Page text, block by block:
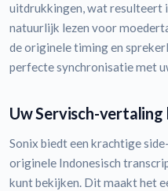
uitdrukkingen, wat resulteert
natuurlijk lezen voor
de originele timing en
perfecte synchronisatie met
Uw Servisch-
Sonix biedt een krachtige
originele Indonesisch
kunt bekijken. Dit maakt het